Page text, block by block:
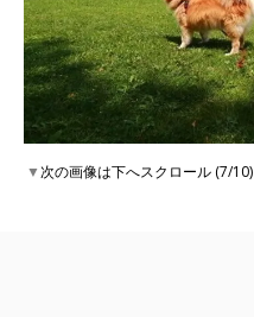
▼次の画像は下へスクロール (7/10)